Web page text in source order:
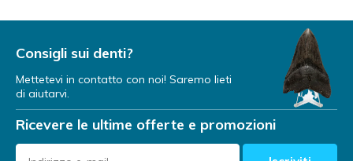
apicale apparteneva alla famiglia degli Otodontidae. I
Megalodon erano gli squali più grandi che abbiano mai
nuotato nelle nostre acque.
Il Megalodon poteva raggiungere facilmente una
lunghezza di 18 metri e un peso di 60.000 chili. Si tratta,
ovviamente, di un dato davvero bizzarro. Inoltre, anche
i denti del Megalodon potevano crescere fino a
Consigli sui denti?
Mettetevi in contatto con noi! Saremo lieti
di aiutarvi.
Ricevere le ultime offerte e promozioni